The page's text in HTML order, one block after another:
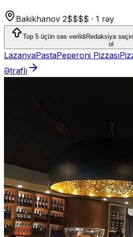
Bakikhanov 2$$$$ · 1 rəy
Top 5 üçün səs verildi Redaksiya
ol
LazanyaPastaPeperoni Pizzası
Ətraflı